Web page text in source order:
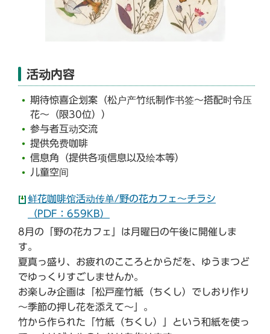
活动内容
期待惊喜企划案（松户产竹纸制作书签～搭配时令压
花～（限30位））
参与者互动交流
提供免费咖啡
信息角（提供各项信息以及绘本等）
儿童空间
鲜花咖啡馆活动传单/野の花カフェ～チラシ
（PDF：659KB）
8月の「野の花カフェ」は月曜日の午後に開催しま
す。
夏真っ盛り、お疲れのこころとからだを、ゆうまつど
でゆっくりすごしませんか。
お楽しみ企画は「松戸産竹紙（ちくし）でしおり作り
～季節の押し花を添えて～」。
竹から作られた「竹紙（ちくし）」という和紙を使っ